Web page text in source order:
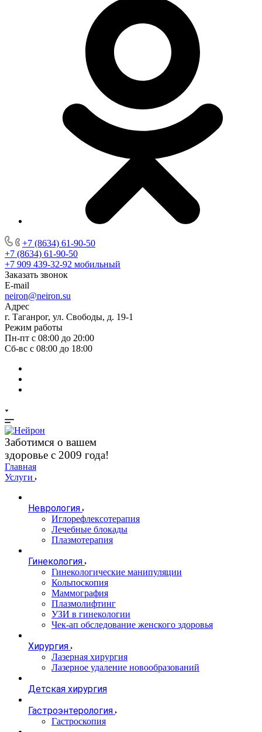
+7 (8634) 61-90-50
+7 (8634) 61-90-50
+7 909 439-32-92 мобильный
Заказать звонок
E-mail
neiron@neiron.su
Адрес
г. Таганрог, ул. Свободы, д. 19-1
Режим работы
Пн-пт с 08:00 до 20:00
Сб-вс с 08:00 до 18:00
Заботимся о вашем
здоровье с 2009 года!
Главная
Услуги
Неврология
Иглорефлексотерапия
Лечебные блокады
Плазмотерапия
Гинекология
Гинекологические манипуляции
Кольпоскопия
Маммография
Плазмолифтинг
УЗИ в гинекологии
Чек-ап обследование женского здоровья
Хирургия
Лазерная хирургия
Лазерное удаление новообразований
Детская хирургия
Гастроэнтерология
Гастроскопия